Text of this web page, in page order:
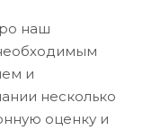
наш
и
несколько
оценку и